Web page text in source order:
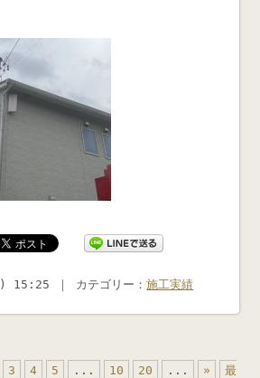
) 15:25 ｜ カテゴリー：施工実績
3 4 5 ... 10 20 ... »
最